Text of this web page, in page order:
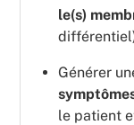
le(s)
Générer
le patient